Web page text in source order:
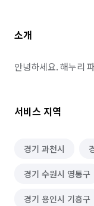
소개
안녕하세요. 해누리
서비스 지역
경기 과천시
경기 수원시 영통구
경기 용인시 기흥구